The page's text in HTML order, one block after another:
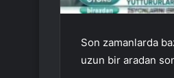
Son zamanlarda
uzun bir aradan